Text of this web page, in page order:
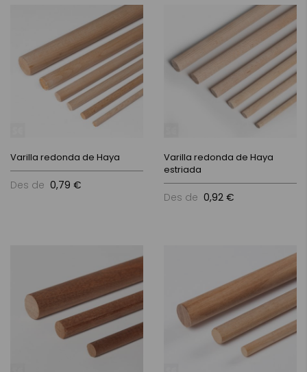
Varilla redonda de Haya
Des de 0,79 €
Varilla redonda de Haya
estriada
Des de 0,92 €